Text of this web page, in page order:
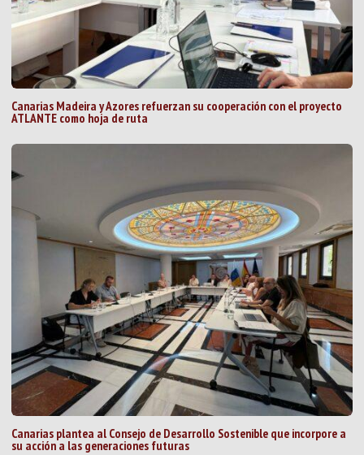
Canarias Madeira y Azores refuerzan su cooperación con el proyecto
ATLANTE como hoja de ruta
Canarias plantea al Consejo de Desarrollo Sostenible que incorpore a
su acción a las generaciones futuras